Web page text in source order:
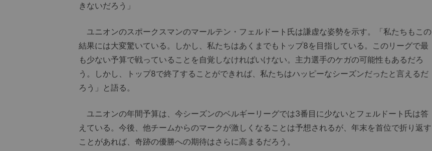
きないだろう」
ユニオンのスポークスマンのマールテン・フェルドート氏は謙虚な姿勢を示す。「私たちもこの
結果には大変驚いている。しかし、私たちはあくまでもトップ8を目指している。このリーグで最
も少ない予算で戦っていることを自覚しなければいけない。主力選手のケガの可能性もあるだろ
う。しかし、トップ8で終了することができれば、私たちはハッピーなシーズンだったと言えるだ
ろう」と語る。
ユニオンの年間予算は、今シーズンのベルギーリーグでは3番目に少ないとフェルドート氏は答
えている。今後、他チームからのマークが激しくなることは予想されるが、年末を首位で折り返す
ことがあれば、奇跡の優勝への期待はさらに高まるだろう。